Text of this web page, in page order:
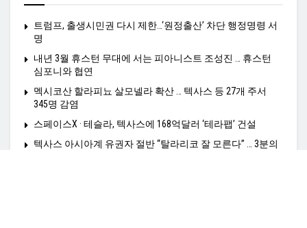
트럼프, 출생시민권 다시 제한…‘원정출산’ 차단 행정명령 서
명
내년 3월 휴스턴 무대에 서는 피아니스트 조성진 … 휴스턴
심포니와 협연
멕시코산 할라피뇨 살모넬라 확산 … 텍사스 등 27개 주서
345명 감염
스페이스X · 테슬라, 텍사스에 168억달러 ‘테라팹’ 건설
텍사스 아시아계 유권자 절반 “탈라리코 잘 모른다” … 3분의